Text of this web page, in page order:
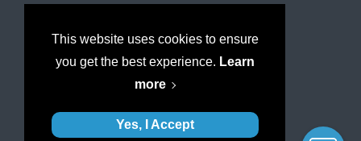
This website uses cookies to ensure
you get the best experience. Learn
more
Yes, I Accept
RedmineUP vs Jira
RedmineUP vs